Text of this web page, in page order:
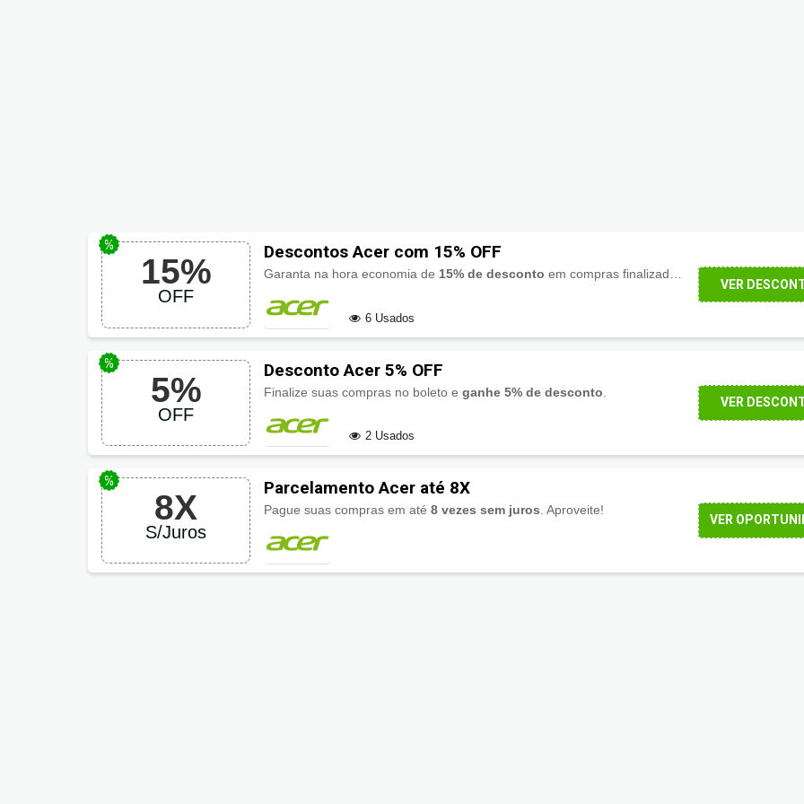
15%
OFF
Descontos Acer com 15% OFF
Garanta na hora economia de 15% de desconto em compras finalizadas no pix ou em a vista no cartão.
6 Usados
VER
5%
OFF
Desconto Acer 5% OFF
Finalize suas compras no boleto eganhe 5% de desconto
2 Usados
VER
8X
S/Juros
Parcelamento Acer até 8X
Pague suas compras em até8 vezes sem juros . Aproveite!
VER